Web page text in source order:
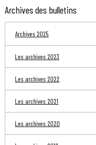
Archives des bulletins
Archives 2025
Les archives 2023
Les archives 2022
Les archives 2021
Les archives 2020